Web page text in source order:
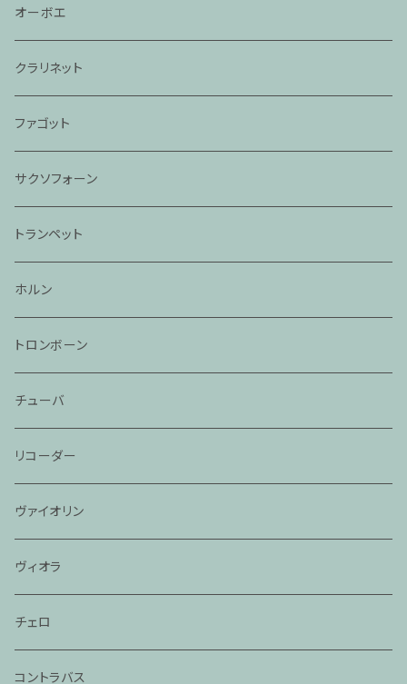
オーボエ
クラリネット
ファゴット
サクソフォーン
トランペット
ホルン
トロンボーン
チューバ
リコーダー
ヴァイオリン
ヴィオラ
チェロ
コントラバス